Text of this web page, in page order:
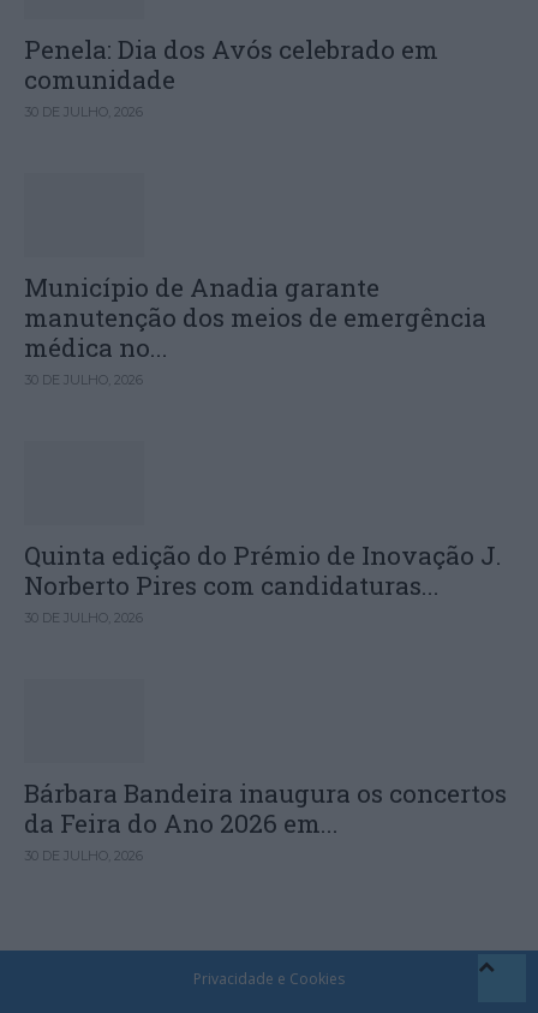
Penela: Dia dos Avós celebrado em
comunidade
30 DE JULHO, 2026
Município de Anadia garante
manutenção dos meios de emergência
médica no...
30 DE JULHO, 2026
Quinta edição do Prémio de Inovação J.
Norberto Pires com candidaturas...
30 DE JULHO, 2026
Bárbara Bandeira inaugura os concertos
da Feira do Ano 2026 em...
30 DE JULHO, 2026
Privacidade e Cookies